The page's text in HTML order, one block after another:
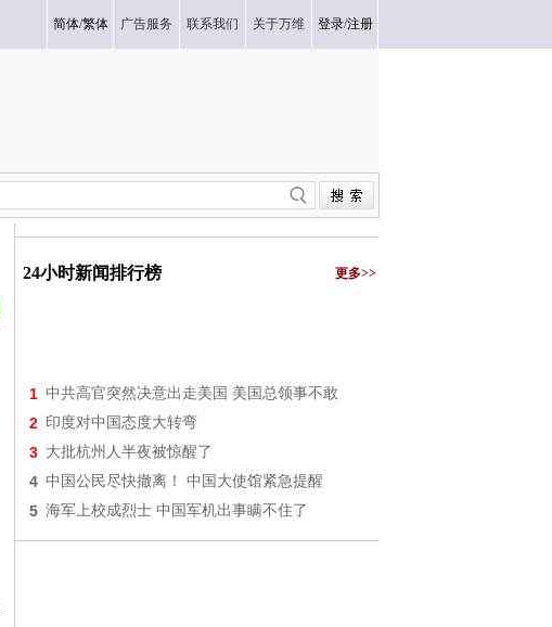
简体/繁体 广告服务 联系我们 关于万维 登录/注册
24小时新闻排行榜 更多>>
1 中共高官突然决意出走美国 美国总领事不敢
2 印度对中国态度大转弯
3 大批杭州人半夜被惊醒了
4 中国公民尽快撤离！ 中国大使馆紧急提醒
5 海军上校成烈士 中国军机出事瞒不住了